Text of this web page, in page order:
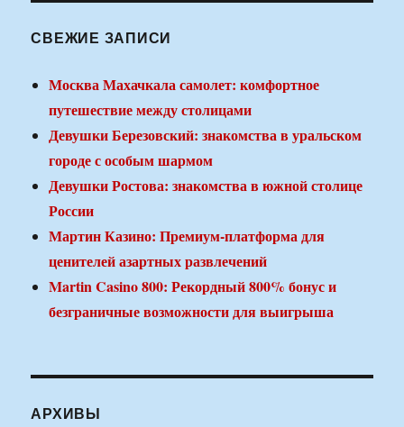
СВЕЖИЕ ЗАПИСИ
Москва Махачкала самолет: комфортное
путешествие между столицами
Девушки Березовский: знакомства в уральском
городе с особым шармом
Девушки Ростова: знакомства в южной столице
России
Мартин Казино: Премиум-платформа для
ценителей азартных развлечений
Martin Casino 800: Рекордный 800% бонус и
безграничные возможности для выигрыша
АРХИВЫ